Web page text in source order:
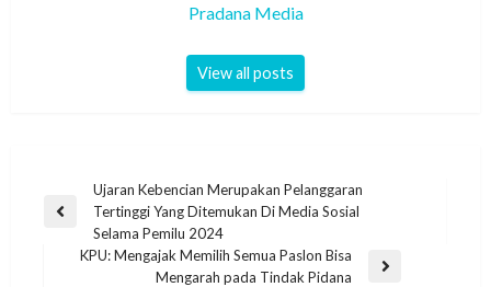
Pradana Media
View all posts
Ujaran Kebencian Merupakan Pelanggaran
Tertinggi Yang Ditemukan Di Media Sosial
Selama Pemilu 2024
KPU: Mengajak Memilih Semua Paslon Bisa
Mengarah pada Tindak Pidana